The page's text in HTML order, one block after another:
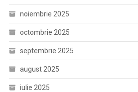
noiembrie 2025
octombrie 2025
septembrie 2025
august 2025
iulie 2025